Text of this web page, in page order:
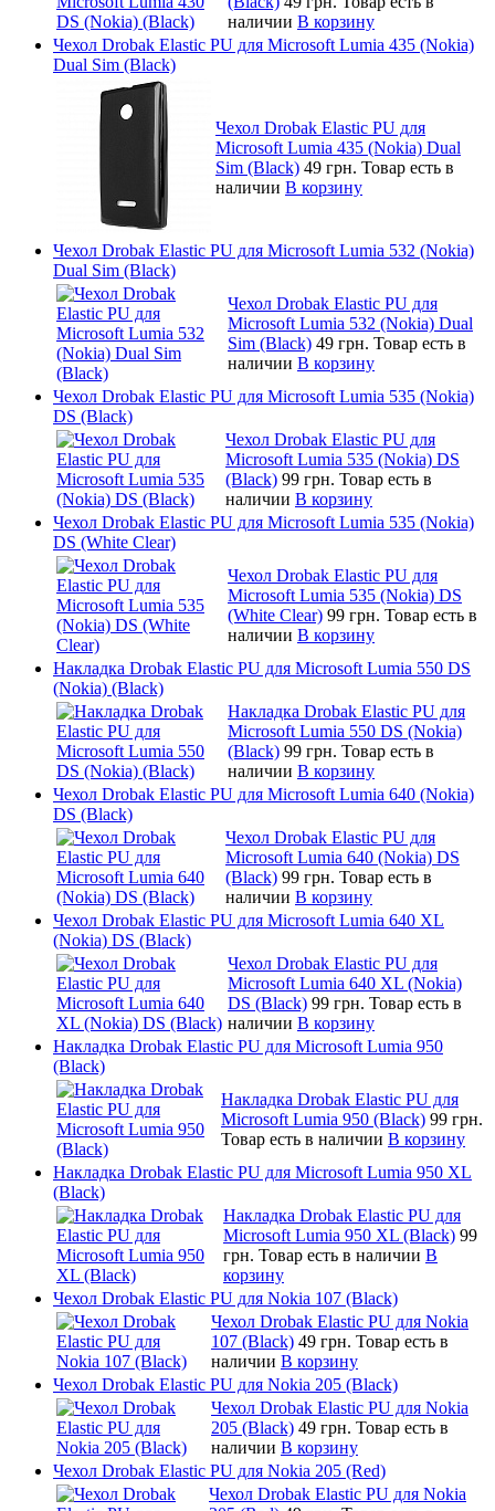
наличии В корзину
Чехол Drobak Elastic PU для Microsoft Lumia 435 (Nokia)
Dual Sim (Black)
Чехол Drobak Elastic PU для
Microsoft Lumia 435 (Nokia) Dual
Sim (Black) 49 грн. Товар есть в
наличии В корзину
Чехол Drobak Elastic PU для Microsoft Lumia 532 (Nokia)
Dual Sim (Black)
Чехол Drobak Elastic PU для
Microsoft Lumia 532 (Nokia) Dual
Sim (Black) 49 грн. Товар есть в
наличии В корзину
Чехол Drobak Elastic PU для Microsoft Lumia 535 (Nokia)
DS (Black)
Чехол Drobak Elastic PU для
Microsoft Lumia 535 (Nokia) DS
(Black) 99 грн. Товар есть в
наличии В корзину
Чехол Drobak Elastic PU для Microsoft Lumia 535 (Nokia)
DS (White Clear)
Чехол Drobak Elastic PU для
Microsoft Lumia 535 (Nokia) DS
(White Clear) 99 грн. Товар есть в
наличии В корзину
Накладка Drobak Elastic PU для Microsoft Lumia 550 DS
(Nokia) (Black)
Накладка Drobak Elastic PU для
Microsoft Lumia 550 DS (Nokia)
(Black) 99 грн. Товар есть в
наличии В корзину
Чехол Drobak Elastic PU для Microsoft Lumia 640 (Nokia)
DS (Black)
Чехол Drobak Elastic PU для
Microsoft Lumia 640 (Nokia) DS
(Black) 99 грн. Товар есть в
наличии В корзину
Чехол Drobak Elastic PU для Microsoft Lumia 640 XL
(Nokia) DS (Black)
Чехол Drobak Elastic PU для
Microsoft Lumia 640 XL (Nokia)
DS (Black) 99 грн. Товар есть в
наличии В корзину
Накладка Drobak Elastic PU для Microsoft Lumia 950
(Black)
Накладка Drobak Elastic PU для
Microsoft Lumia 950 (Black) 99 грн.
Товар есть в наличии В корзину
Накладка Drobak Elastic PU для Microsoft Lumia 950 XL
(Black)
Накладка Drobak Elastic PU для
Microsoft Lumia 950 XL (Black) 99
грн. Товар есть в наличии В
корзину
Чехол Drobak Elastic PU для Nokia 107 (Black)
Чехол Drobak Elastic PU для Nokia
107 (Black) 49 грн. Товар есть в
наличии В корзину
Чехол Drobak Elastic PU для Nokia 205 (Black)
Чехол Drobak Elastic PU для Nokia
205 (Black) 49 грн. Товар есть в
наличии В корзину
Чехол Drobak Elastic PU для Nokia 205 (Red)
Чехол Drobak Elastic PU для Nokia